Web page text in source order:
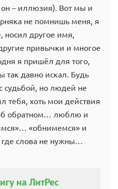
он – иллюзия). Вот мы и
не помнишь меня, я
носил другое имя,
привычки и многое
я пришёл для того,
так давно искал. Будь
судьбой, но людей не
тебя, хоть мои действия
обратном… люблю и
«обнимемся» и
слова не нужны…
на ЛитРес